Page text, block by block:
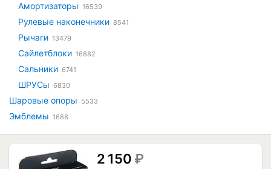
Амортизаторы 16539
Рулевые наконечники 8541
Рычаги 13479
Сайлетблоки 16882
Сальники 6741
ШРУСы 6830
Шаровые опоры 5533
Эмблемы 1688
2 150 ₽